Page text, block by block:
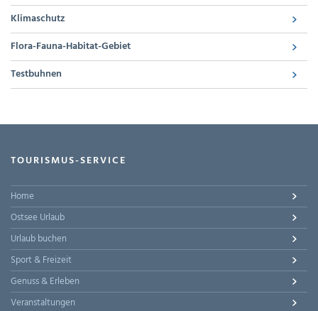
Klimaschutz
Flora-Fauna-Habitat-Gebiet
Testbuhnen
TOURISMUS-SERVICE
Home
Ostsee Urlaub
Urlaub buchen
Sport & Freizeit
Genuss & Erleben
Veranstaltungen